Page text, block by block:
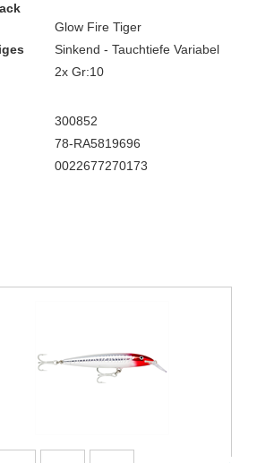
Glow Fire Tiger
Sinkend - Tauchtiefe Variabel
2x Gr:10
300852
78-RA5819696
0022677270173